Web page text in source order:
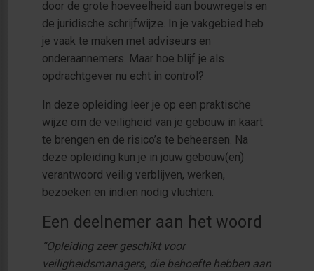
door de grote hoeveelheid aan bouwregels en
de juridische schrijfwijze. In je vakgebied heb
je vaak te maken met adviseurs en
onderaannemers. Maar hoe blijf je als
opdrachtgever nu echt in control?
In deze opleiding leer je op een praktische
wijze om de veiligheid van je gebouw in kaart
te brengen en de risico’s te beheersen. Na
deze opleiding kun je in jouw gebouw(en)
verantwoord veilig verblijven, werken,
bezoeken en indien nodig vluchten.
Een deelnemer aan het woord
“Opleiding zeer geschikt voor
veiligheidsmanagers, die behoefte hebben aan